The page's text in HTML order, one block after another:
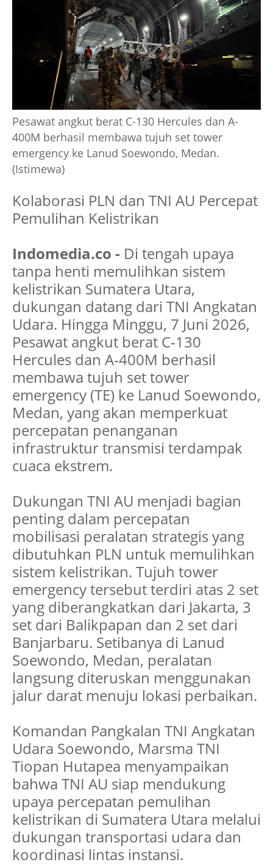
Pesawat angkut berat C-130 Hercules dan A-
400M berhasil membawa tujuh set tower
emergency ke Lanud Soewondo, Medan.
(Istimewa)
Kolaborasi PLN dan TNI AU Percepat
Pemulihan Kelistrikan
Indomedia.co - Di tengah upaya
tanpa henti memulihkan sistem
kelistrikan Sumatera Utara,
dukungan datang dari TNI Angkatan
Udara. Hingga Minggu, 7 Juni 2026,
Pesawat angkut berat C-130
Hercules dan A-400M berhasil
membawa tujuh set tower
emergency (TE) ke Lanud Soewondo,
Medan, yang akan memperkuat
percepatan penanganan
infrastruktur transmisi terdampak
cuaca ekstrem.
Dukungan TNI AU menjadi bagian
penting dalam percepatan
mobilisasi peralatan strategis yang
dibutuhkan PLN untuk memulihkan
sistem kelistrikan. Tujuh tower
emergency tersebut terdiri atas 2 set
yang diberangkatkan dari Jakarta, 3
set dari Balikpapan dan 2 set dari
Banjarbaru. Setibanya di Lanud
Soewondo, Medan, peralatan
langsung diteruskan menggunakan
jalur darat menuju lokasi perbaikan.
Komandan Pangkalan TNI Angkatan
Udara Soewondo, Marsma TNI
Tiopan Hutapea menyampaikan
bahwa TNI AU siap mendukung
upaya percepatan pemulihan
kelistrikan di Sumatera Utara melalui
dukungan transportasi udara dan
koordinasi lintas instansi.